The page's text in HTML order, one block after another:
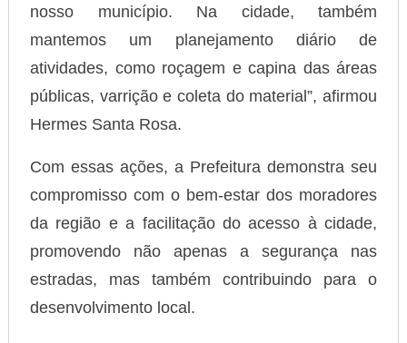
nosso município. Na cidade, também
mantemos um planejamento diário de
atividades, como roçagem e capina das áreas
públicas, varrição e coleta do material”, afirmou
Hermes Santa Rosa.
Com essas ações, a Prefeitura demonstra seu
compromisso com o bem-estar dos moradores
da região e a facilitação do acesso à cidade,
promovendo não apenas a segurança nas
estradas, mas também contribuindo para o
desenvolvimento local.